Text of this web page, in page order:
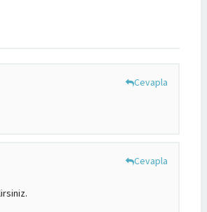
Cevapla
Cevapla